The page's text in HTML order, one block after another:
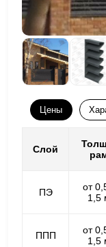
Цены
Слой
ПЭ
от
1,5
ППП
от
1,5